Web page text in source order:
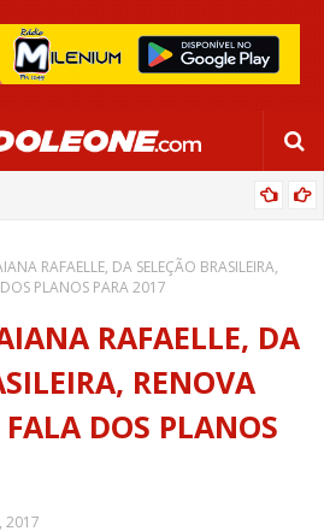
RAFAELLE, DA SELEÇÃO BRASILEIRA,
PLANOS PARA 2017
RAFAELLE, DA
RENOVA
DOS PLANOS
2017